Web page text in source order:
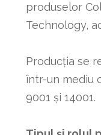
produselor
Technology,
Producția se
într-un mediu
9001 și 14001.